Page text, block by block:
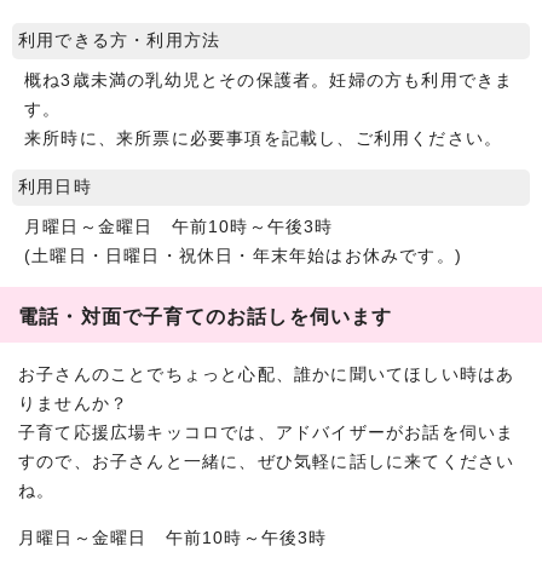
利用できる方・利用方法
概ね3歳未満の乳幼児とその保護者。妊婦の方も利用できま
す。
来所時に、来所票に必要事項を記載し、ご利用ください。
利用日時
月曜日～金曜日 午前10時～午後3時
(土曜日・日曜日・祝休日・年末年始はお休みです。)
電話・対面で子育てのお話しを伺います
お子さんのことでちょっと心配、誰かに聞いてほしい時はあ
りませんか？
子育て応援広場キッコロでは、アドバイザーがお話を伺いま
すので、お子さんと一緒に、ぜひ気軽に話しに来てください
ね。
月曜日～金曜日 午前10時～午後3時